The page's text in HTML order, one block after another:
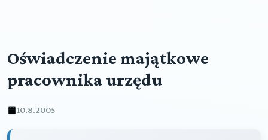
Oświadczenie majątkowe
pracownika urzędu
10.8.2005